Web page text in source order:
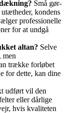
Små gør-
kondens
professionelle
for at undgå
altan? Selve
men
trække forløbet
for dette, kan dine
udført vil den
eller dårlige
hvis kvaliteten